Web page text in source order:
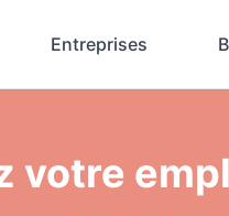
Entreprises
votre